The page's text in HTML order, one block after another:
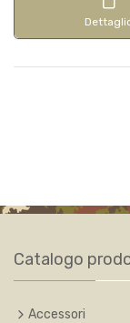
Catalogo
Accessori